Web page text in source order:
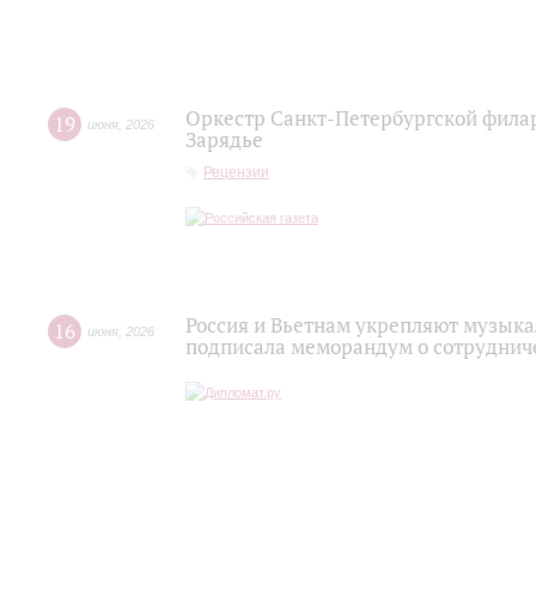
19 июня 2026
Оркестр Санкт‑Петербургской
Зарядье
Рецензии
16 июня 2026
Россия и Вьетнам укрепляют
подписала меморандум о